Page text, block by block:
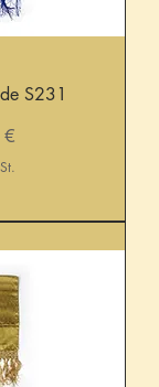
S231